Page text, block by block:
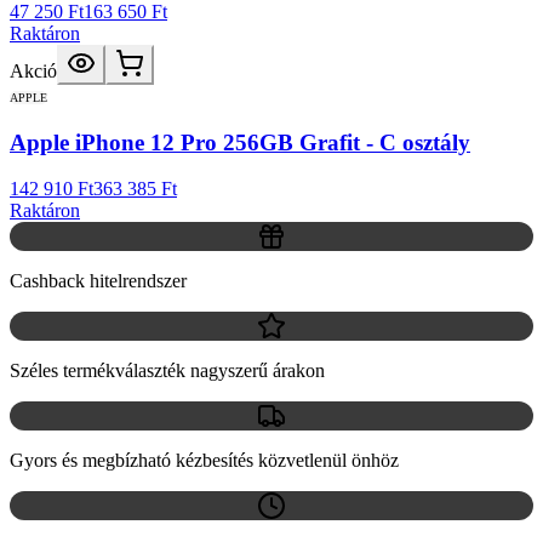
47 250 Ft163 650 Ft
Raktáron
Akció
APPLE
Apple iPhone 12 Pro 256GB Grafit - C osztály
142 910 Ft363 385 Ft
Raktáron
Cashback hitelrendszer
Széles termékválaszték nagyszerű árakon
Gyors és megbízható kézbesítés közvetlenül önhöz